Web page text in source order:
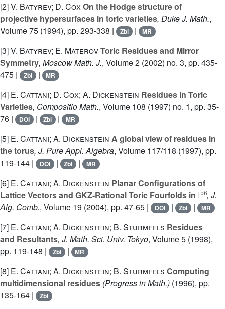
[2]V. Batyrev; D. CoxOn the Hodge structure of
projective hypersurfaces in toric varieties, Duke J. Math.,
Volume 75 (1994), pp. 293-338 | Zbl | MR
[3]V. Batyrev; E. MaterovToric Residues and Mirror
Symmetry, Moscow Math. J., Volume 2 (2002) no. 3, pp. 435-
475 |
Zbl | MR
[4] E. Cattani; D. Cox; A. Dickenstein Residues in Toric
Varieties, Compositio Math., Volume 108 (1997) no. 1, pp. 35-
76 |
DOI | Zbl | MR
[5] E. Cattani; A. Dickenstein A global view of residues in
the torus, J. Pure Appl. Algebra, Volume 117/118 (1997), pp.
119-144 |
DOI | Zbl | MR
[6] E. Cattani; A. Dickenstein Planar Configurations of
Lattice Vectors and GKZ-Rational Toric Fourfolds in
ℙ6
, J.
Alg. Comb., Volume 19 (2004), pp. 47-65 | DOI | Zbl | MR
[7] E. Cattani; A. Dickenstein; B. Sturmfels Residues
and Resultants, J. Math. Sci. Univ. Tokyo, Volume 5 (1998),
pp. 119-148 |
Zbl | MR
[8] E. Cattani; A. Dickenstein; B. Sturmfels Computing
multidimensional residues (Progress in Math.) (1996), pp.
135-164 |
Zbl